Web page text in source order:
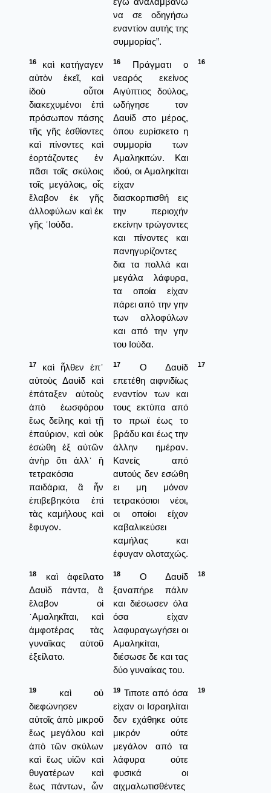
να σε οδηγήσω
εναντίον αυτής της
συμμορίας”.
16
καὶ κατήγαγεν
αὐτὸν ἐκεῖ, καὶ
ἰδοὺ οὗτοι
διακεχυμένοι ἐπὶ
πρόσωπον πάσης
τῆς γῆς ἐσθίοντες
καὶ πίνοντες καὶ
ἑορτάζοντες ἐν
πᾶσι τοῖς σκύλοις
τοῖς μεγάλοις, οἷς
ἔλαβον ἐκ γῆς
ἀλλοφύλων καὶ ἐκ
γῆς ᾿Ιούδα.
16
Πράγματι ο
νεαρός εκείνος
Αιγύπτιος δούλος,
ωδήγησε τον
Δαυίδ στο μέρος,
όπου ευρίσκετο η
συμμορία των
Αμαληκιτών. Και
ιδού, οι Αμαληκίται
είχαν
διασκορπισθή εις
την περιοχήν
εκείνην τρώγοντες
και πίνοντες και
πανηγυρίζοντες
δια τα πολλά και
μεγάλα λάφυρα,
τα οποία είχαν
πάρει από την γην
των αλλοφύλων
και από την γην
του Ιούδα.
16
17
καὶ ἦλθεν ἐπ᾿
αὐτοὺς Δαυὶδ καὶ
ἐπάταξεν αὐτοὺς
ἀπὸ ἑωσφόρου
ἕως δείλης καὶ τῇ
ἐπαύριον, καὶ οὐκ
ἐσώθη ἐξ αὐτῶν
ἀνὴρ ὅτι ἀλλ᾿ ἢ
τετρακόσια
παιδάρια, ἃ ἦν
ἐπιβεβηκότα ἐπὶ
τὰς καμήλους καὶ
ἔφυγον.
17
Ο Δαυίδ
επετέθη αιφνιδίως
εναντίον των και
τους εκτύπα από
το πρωϊ έως το
βράδυ και έως την
άλλην ημέραν.
Κανείς από
αυτούς δεν εσώθη
ει μη μόνον
τετρακόσιοι νέοι,
οι οποίοι είχον
καβαλικεύσει
καμήλας και
έφυγαν ολοταχώς.
17
18
καὶ ἀφείλατο
Δαυὶδ πάντα, ἃ
ἔλαβον οἱ
᾿Αμαληκῖται, καὶ
ἀμφοτέρας τὰς
γυναῖκας αὐτοῦ
ἐξείλατο.
18
Ο Δαυίδ
ξαναπήρε πάλιν
και διέσωσεν όλα
όσα είχαν
λαφυραγωγήσει οι
Αμαληκίται,
διέσωσε δε και τας
δύο γυναίκας του.
18
19
καὶ οὐ
διεφώνησεν
αὐτοῖς ἀπὸ μικροῦ
ἕως μεγάλου καὶ
ἀπὸ τῶν σκύλων
καὶ ἕως υἱῶν καὶ
θυγατέρων καὶ
ἕως πάντων, ὧν
19 Τιποτε από όσα
είχαν οι Ισραηλίται
δεν εχάθηκε ούτε
μικρόν ούτε
μεγάλον από τα
λάφυρα ούτε
φυσικά οι
αιχμαλωτισθέντες
19